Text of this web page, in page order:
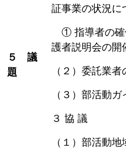
５ 議
題
証事業の状況に
① 指導者の確
護者説明会の開
（２）委託業者
（３）部活動
３ 協 議
（１）部活動